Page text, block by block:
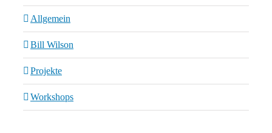
Allgemein
Bill Wilson
Projekte
Workshops